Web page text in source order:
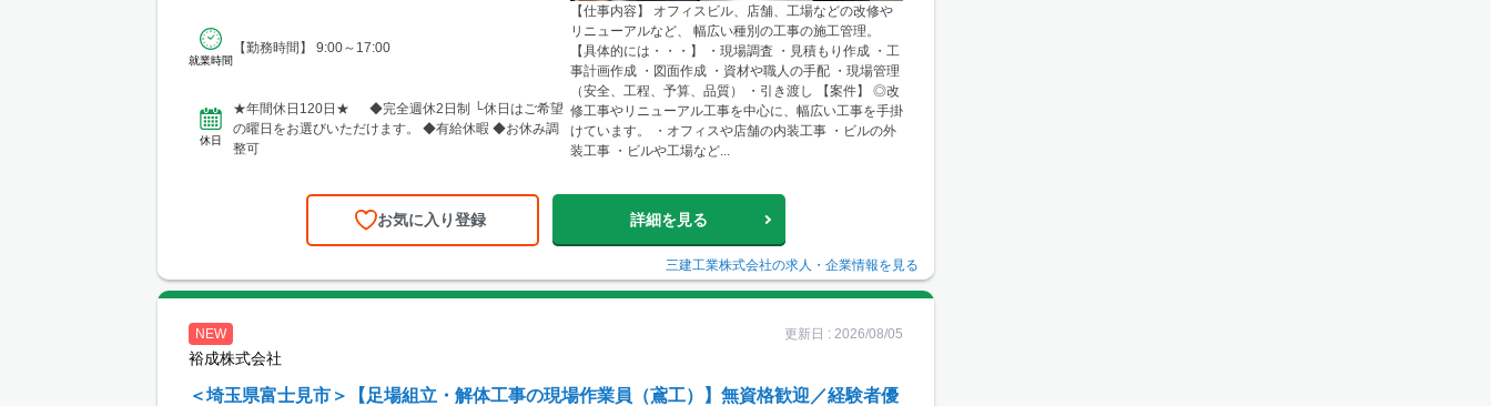
就業時間
【勤務時間】 9:00～17:00
休日
★年間休日120日★ ◆完全週休2日制 └休日はご希望
の曜日をお選びいただけます。 ◆有給休暇 ◆お休み調
整可
【仕事内容】 オフィスビル、店舗、工場などの改修や
リニューアルなど、 幅広い種別の工事の施工管理。
【具体的には・・・】 ・現場調査 ・見積もり作成 ・工
事計画作成 ・図面作成 ・資材や職人の手配 ・現場管理
（安全、工程、予算、品質） ・引き渡し 【案件】 ◎改
修工事やリニューアル工事を中心に、幅広い工事を手掛
けています。 ・オフィスや店舗の内装工事 ・ビルの外
装工事 ・ビルや工場など...
お気に入り登録 詳細を見る
三建工業株式会社の求人・企業情報を見る
NEW 更新日 : 2026/08/05
裕成株式会社
＜埼玉県富士見市＞【足場組立・解体工事の現場作業員（鳶工）】無資格歓迎／経験者優